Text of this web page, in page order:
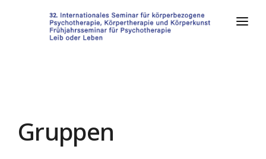
LOGIN
Gruppen